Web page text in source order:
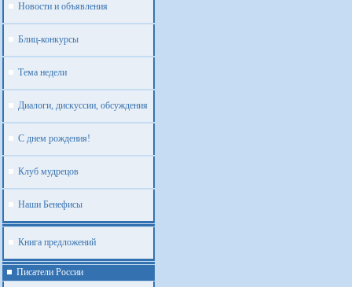
Новости и объявления
Блиц-конкурсы
Тема недели
Диалоги, дискуссии, обсуждения
С днем рождения!
Клуб мудрецов
Наши Бенефисы
Книга предложений
Писатели России